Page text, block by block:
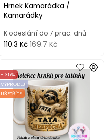
Hrnek Kamarádka /
Kamarádky
K odeslání do 7 prac. dnů
110.3 Kč 169.7 Kč
- 35%
VÝPRODEJ
UŠETŘÍTE